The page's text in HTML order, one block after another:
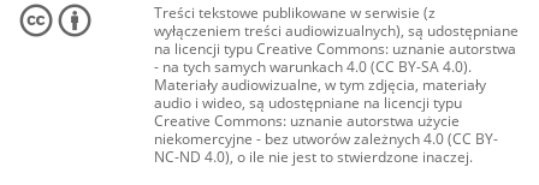
Treści tekstowe publikowane w serwisie (z
wyłączeniem treści audiowizualnych), są udostępniane
na licencji typu Creative Commons: uznanie autorstwa
- na tych samych warunkach 4.0 (CC BY-SA 4.0).
Materiały audiowizualne, w tym zdjęcia, materiały
audio i wideo, są udostępniane na licencji typu
Creative Commons: uznanie autorstwa użycie
niekomercyjne - bez utworów zależnych 4.0 (CC BY-
NC-ND 4.0), o ile nie jest to stwierdzone inaczej.